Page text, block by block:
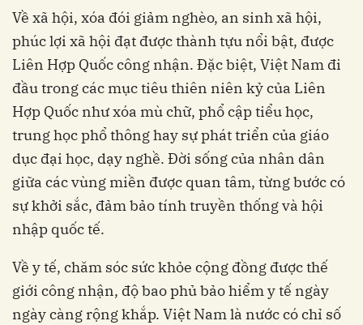
Về xã hội, xóa đói giảm nghèo, an sinh xã hội,
phúc lợi xã hội đạt được thành tựu nổi bật, được
Liên Hợp Quốc công nhận. Đặc biệt, Việt Nam đi
đầu trong các mục tiêu thiên niên kỷ của Liên
Hợp Quốc như xóa mù chữ, phổ cập tiểu học,
trung học phổ thông hay sự phát triển của giáo
dục đại học, dạy nghề. Đời sống của nhân dân
giữa các vùng miền được quan tâm, từng bước có
sự khởi sắc, đảm bảo tính truyền thống và hội
nhập quốc tế.
Về y tế, chăm sóc sức khỏe cộng đồng được thế
giới công nhận, độ bao phủ bảo hiểm y tế ngày
ngày càng rộng khắp. Việt Nam là nước có chỉ số